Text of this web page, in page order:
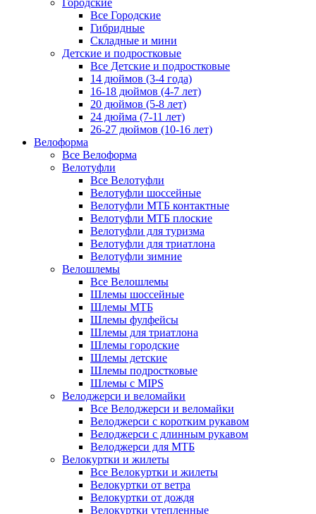
Городские
Все Городские
Гибридные
Складные и мини
Детские и подростковые
Все Детские и подростковые
14 дюймов (3-4 года)
16-18 дюймов (4-7 лет)
20 дюймов (5-8 лет)
24 дюйма (7-11 лет)
26-27 дюймов (10-16 лет)
Велоформа
Все Велоформа
Велотуфли
Все Велотуфли
Велотуфли шоссейные
Велотуфли МТБ контактные
Велотуфли МТБ плоские
Велотуфли для туризма
Велотуфли для триатлона
Велотуфли зимние
Велошлемы
Все Велошлемы
Шлемы шоссейные
Шлемы МТБ
Шлемы фулфейсы
Шлемы для триатлона
Шлемы городские
Шлемы детские
Шлемы подростковые
Шлемы с MIPS
Велоджерси и веломайки
Все Велоджерси и веломайки
Велоджерси с коротким рукавом
Велоджерси с длинным рукавом
Велоджерси для МТБ
Велокуртки и жилеты
Все Велокуртки и жилеты
Велокуртки от ветра
Велокуртки от дождя
Велокуртки утепленные